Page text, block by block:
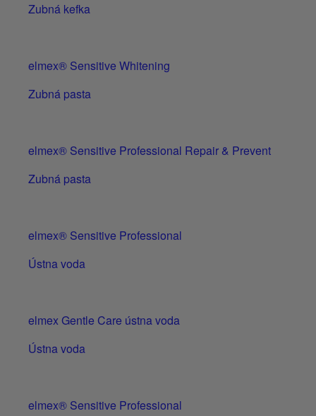
Zubná kefka
elmex® Sensitive Whitening
Zubná pasta
elmex® Sensitive Professional Repair & Prevent
Zubná pasta
elmex® Sensitive Professional
Ústna voda
elmex Gentle Care ústna voda
Ústna voda
elmex® Sensitive Professional